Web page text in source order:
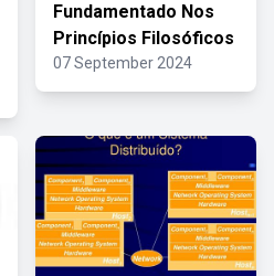
Fundamentado Nos
Princípios Filosóficos
07 September 2024